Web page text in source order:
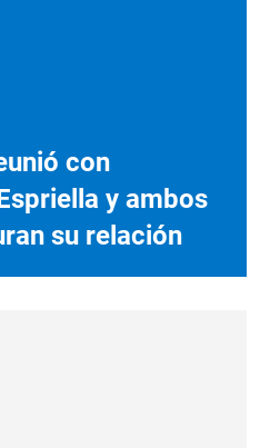
con
y ambos
su relación